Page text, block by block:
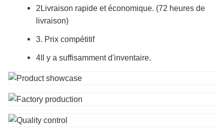
2Livraison rapide et économique. (72 heures de
livraison)
3. Prix compétitif
4Il y a suffisamment d'inventaire.